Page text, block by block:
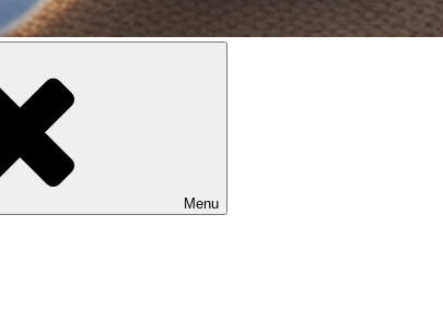
meilleure inclusion sociale et culturelle des personnes en
Menu